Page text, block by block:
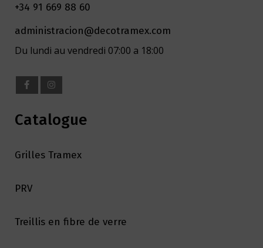
+34 91 669 88 60
administracion@decotramex.com
Du lundi au vendredi 07:00 a 18:00
Catalogue
Grilles Tramex
PRV
Treillis en fibre de verre